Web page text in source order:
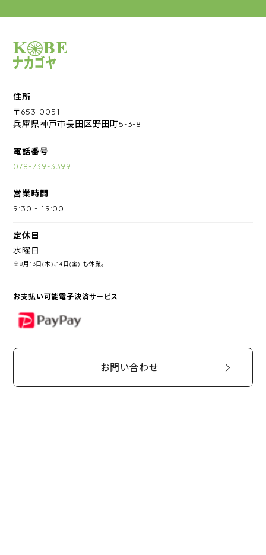
サイクルショップナカゴヤ
住所
〒653-0051
兵庫県神戸市長田区野田町5-3-8
電話番号
078-739-3399
営業時間
9:30 -19:00
定休日
水曜日
※8月13日(木)、14日(金) も休業。
お支払い可能電子決済サービス
PayPay
お問い合わせ